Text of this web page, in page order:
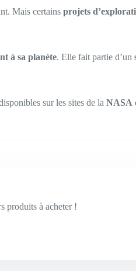
Mais certains projets
à sa planète. Elle fait partie d’un
sur les sites de la NASA
produits à acheter !